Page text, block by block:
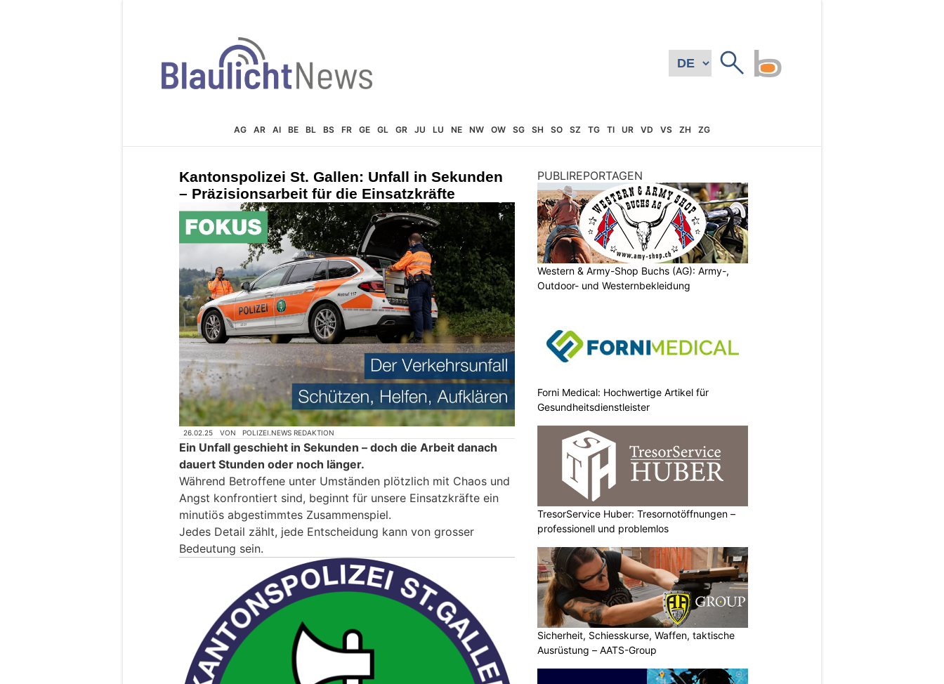
AG AR AI BE BL BS FR GE GL GR JU LU NE NW OW SG SH SO SZ TG TI UR VD VS ZH ZG
Kantonspolizei St. Gallen: Unfall in Sekunden
– Präzisionsarbeit für die Einsatzkräfte
26.02.25 VON POLIZEI.NEWS REDAKTION
Ein Unfall geschieht in Sekunden – doch die Arbeit danach
dauert Stunden oder noch länger.
Während Betroffene unter Umständen plötzlich mit Chaos und
Angst konfrontiert sind, beginnt für unsere Einsatzkräfte ein
minutiös abgestimmtes Zusammenspiel.
Jedes Detail zählt, jede Entscheidung kann von grosser
Bedeutung sein.
PUBLIREPORTAGEN
Western & Army-Shop Buchs (AG): Army-,
Outdoor- und Westernbekleidung
Forni Medical: Hochwertige Artikel für
Gesundheitsdienstleister
TresorService Huber: Tresornotöffnungen –
professionell und problemlos
Sicherheit, Schiesskurse, Waffen, taktische
Ausrüstung – AATS-Group